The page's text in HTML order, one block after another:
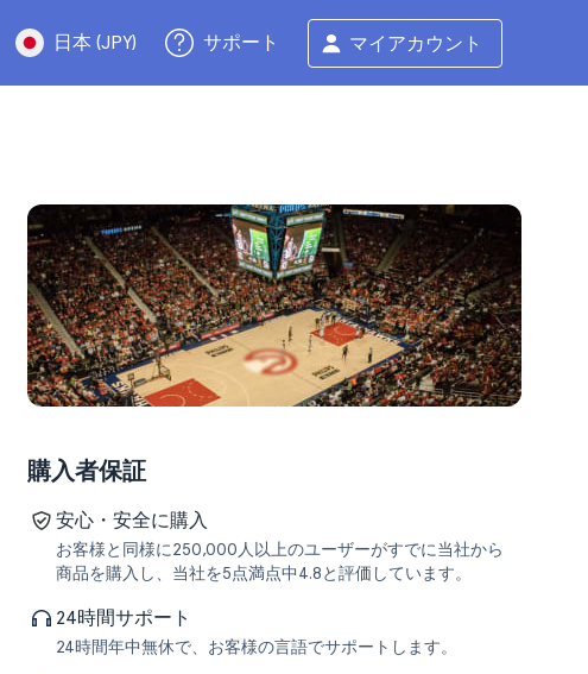
日本 (JPY) サポート マイアカウント
購入者保証
安心・安全に購入
お客様と同様に250,000人以上のユーザーがすでに当社から
商品を購入し、当社を5点満点中4.8と評価しています。
24時間サポート
24時間年中無休で、お客様の言語でサポートします。